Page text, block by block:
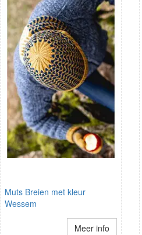
Muts Breien met kleur
Wessem
Meer info